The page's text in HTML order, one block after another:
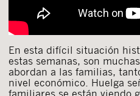
En esta difícil situación
estas semanas, son
abordan a las familias,
nivel económico. Huelga
familiares se están viendo